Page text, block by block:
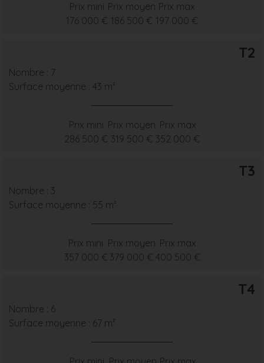
Prix mini
176 000 €
Prix moyen
186 500 €
Prix max
197 000 €
T2
Nombre : 7
Surface moyenne : 43 m²
Prix mini
286 500 €
Prix moyen
319 500 €
Prix max
352 000 €
T3
Nombre : 3
Surface moyenne : 55 m²
Prix mini
357 000 €
Prix moyen
379 000 €
Prix max
400 500 €
T4
Nombre : 6
Surface moyenne : 67 m²